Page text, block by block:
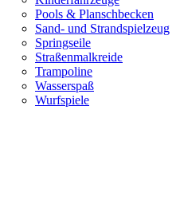
Pools & Planschbecken
Sand- und Strandspielzeug
Springseile
Straßenmalkreide
Trampoline
Wasserspaß
Wurfspiele